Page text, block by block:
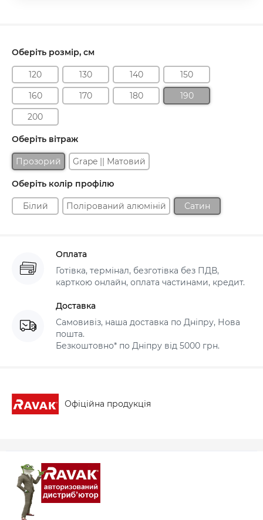
Оберіть розмір, см
120 130 140
150
160
170 180
190
200
Оберіть вітраж
Прозорий Grape || Матовий
Оберіть колір профілю
Білий Полірований алюміній Сатин
Оплата
Готівка, термінал, безготівка без ПДВ,
карткою онлайн, оплата частинами, кредит.
Доставка
Самовивіз, наша доставка по Дніпру, Нова
пошта.
Безкоштовно* по Дніпру від 5000 грн.
Офіційна продукція